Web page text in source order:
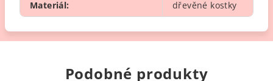
Materiál: dřevěné kostky
Podobné produkty